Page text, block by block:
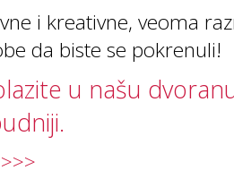
i kreativne, veoma
da biste se pokrenuli!
u našu